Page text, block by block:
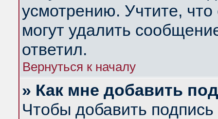
усмотрению. Учтите,
могут удалить
ответил.
Вернуться к началу
» Как мне добавить
Чтобы добавить